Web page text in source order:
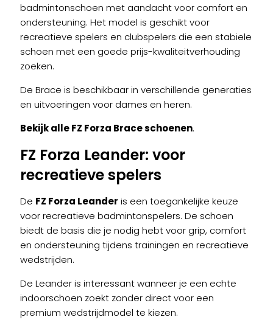
badmintonschoen met aandacht voor comfort en
ondersteuning. Het model is geschikt voor
recreatieve spelers en clubspelers die een stabiele
schoen met een goede prijs-kwaliteitverhouding
zoeken.
De Brace is beschikbaar in verschillende generaties
en uitvoeringen voor dames en heren.
Bekijk alle FZ Forza Brace schoenen.
FZ Forza Leander: voor
recreatieve spelers
De FZ Forza Leander is een toegankelijke keuze
voor recreatieve badmintonspelers. De schoen
biedt de basis die je nodig hebt voor grip, comfort
en ondersteuning tijdens trainingen en recreatieve
wedstrijden.
De Leander is interessant wanneer je een echte
indoorschoen zoekt zonder direct voor een
premium wedstrijdmodel te kiezen.